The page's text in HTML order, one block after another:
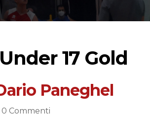
17 Gold
Paneghel
0 Commenti